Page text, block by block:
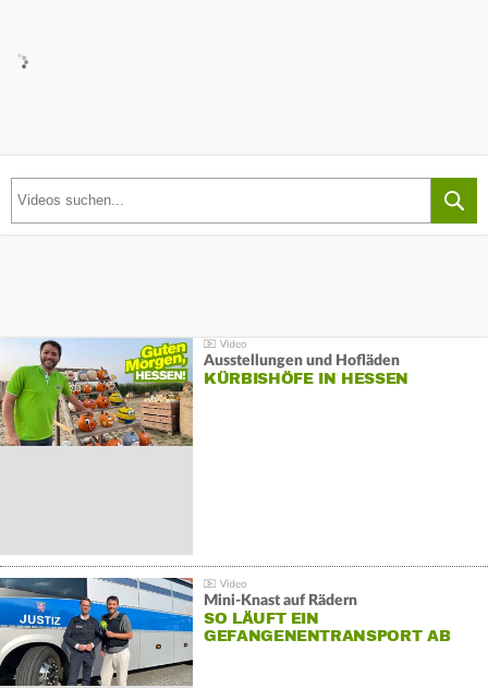
Ausstellungen und Hofläden
KÜRBISHÖFE IN HESSEN
Mini-Knast auf Rädern
SO LÄUFT EIN
GEFANGENENTRANSPORT AB